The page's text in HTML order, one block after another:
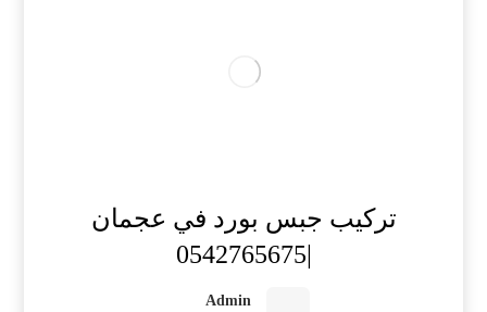
تركيب جبس بورد في عجمان
Admin